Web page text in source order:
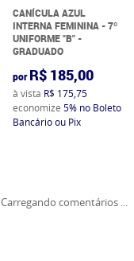
CANÍCULA AZUL
INTERNA FEMININA - 7º
UNIFORME "B" -
GRADUADO
por R$ 185,00
à vista R$ 175,75
economize 5% no Boleto
Bancário ou Pix
Carregando comentários ...